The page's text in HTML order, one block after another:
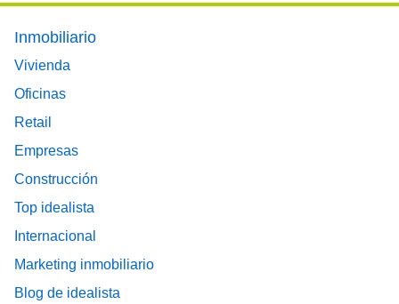
Footer main menu
Inmobiliario
Vivienda
Oficinas
Retail
Empresas
Construcción
Top idealista
Internacional
Marketing inmobiliario
Blog de idealista